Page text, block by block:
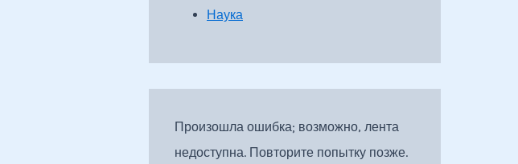
Наука
Произошла ошибка; возможно, лента
недоступна. Повторите попытку позже.